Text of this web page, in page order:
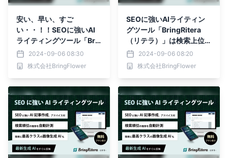
安い、早い、すご
い・・！！SEOに強いAI
ライティングツール「Brin
gRitera（リテラ）」
2024-09-06 08:30
株式会社BringFlower
SEOに強いAIライティン
グツール「BringRitera
（リテラ）」は検索上位獲
得、売上向上の事例が多
数！
2024-09-06 08:20
株式会社BringFlower